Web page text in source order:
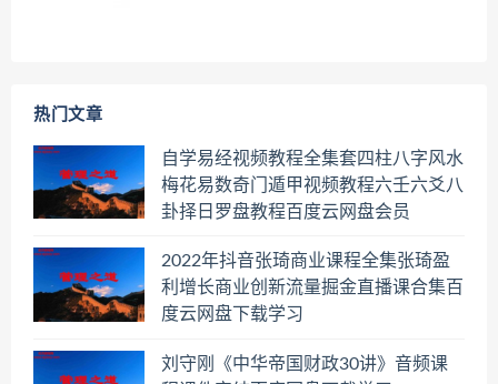
热门文章
自学易经视频教程全集套四柱八字风水
梅花易数奇门遁甲视频教程六壬六爻八
卦择日罗盘教程百度云网盘会员
2022年抖音张琦商业课程全集张琦盈
利增长商业创新流量掘金直播课合集百
度云网盘下载学习
刘守刚《中华帝国财政30讲》音频课